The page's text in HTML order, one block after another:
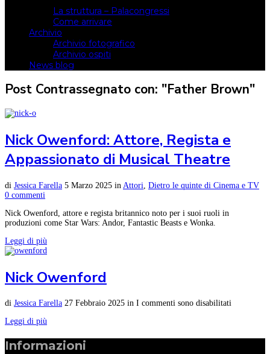
La struttura – Palacongressi
Come arrivare
Archivio
Archivio fotografico
Archivio ospiti
News blog
Post Contrassegnato con: "Father Brown"
Nick Owenford: Attore, Regista e
Appassionato di Musical Theatre
di Jessica Farella 5 Marzo 2025 in Attori Dietro le quinte di Cinema e TV
0 commenti
Nick Owenford, attore e regista britannico noto per i suoi ruoli in
produzioni come Star Wars: Andor, Fantastic Beasts e Wonka.
Leggi di più
Nick Owenford
di Jessica Farella 27 Febbraio 2025 in I commenti sono disabilitati
Leggi di più
Informazioni